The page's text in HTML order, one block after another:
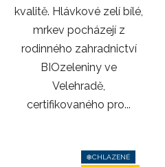
kvalitě. Hlávkové zelí bílé,
mrkev pocházejí z
rodinného zahradnictví
BIOzeleniny ve
Velehradě,
certifikovaného pro...
❄️CHLAZENÉ